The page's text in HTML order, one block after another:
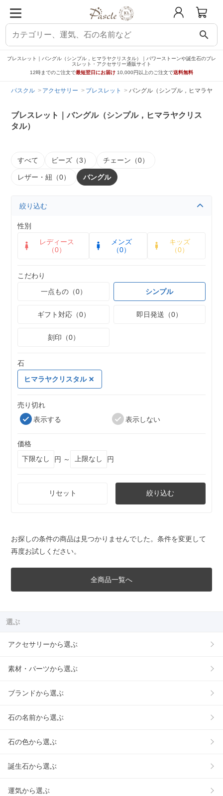
search
ブレスレット｜バングル（シンプル，ヒマラヤクリスタル）｜パワーストーンや誕生石のブレ
スレット・アクセサリー通販サイト
12時までのご注文で最短翌日にお届け 10,000円以上のご注文で送料無料
パスクル アクセサリー ブレスレット バングル（シンプル，ヒマラヤク
ブレスレット｜バングル（シンプル，ヒマラヤクリス
タル）
すべて ビーズ（3） チェーン（0）
レザー・紐（0） バングル
絞り込む
性別
レディース
（0）
メンズ
（0）
キッズ
（0）
こだわり
一点もの（0）
シンプル
ギフト対応（0） 即日発送（0）
刻印（0）
石
ヒマラヤクリスタル
売り切れ
表示する
表示しない
価格
円 ～
円
リセット 絞り込む
お探しの条件の商品は見つかりませんでした。条件を変更して
再度お試しください。
全商品一覧へ
選ぶ
アクセサリーから選ぶ
素材・パーツから選ぶ
ブランドから選ぶ
石の名前から選ぶ
石の色から選ぶ
誕生石から選ぶ
運気から選ぶ